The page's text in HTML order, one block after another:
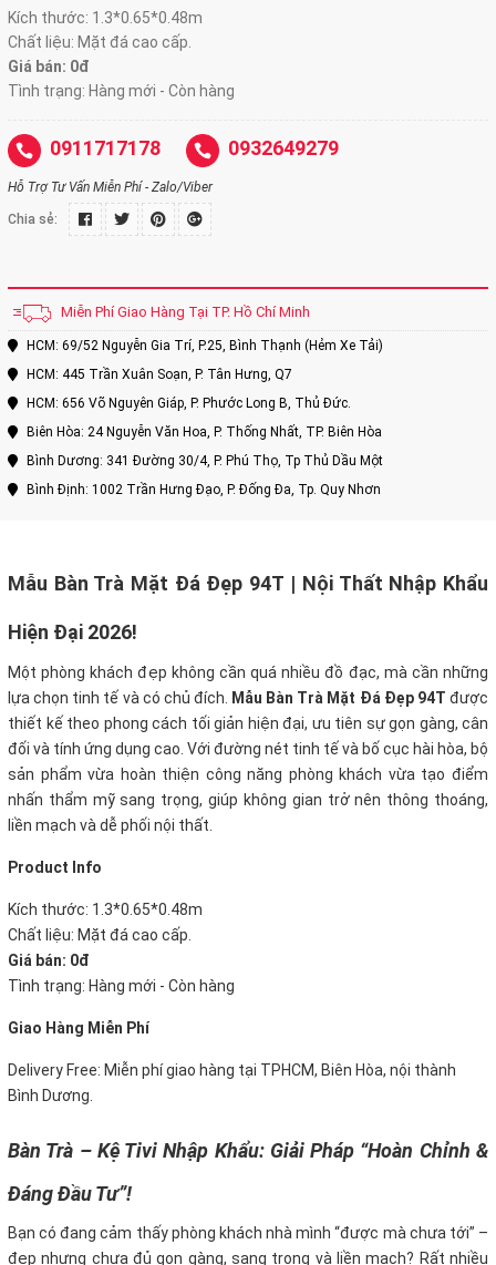
Kích thước: 1.3*0.65*0.48m
Chất liệu: Mặt đá cao cấp.
Giá bán: 0đ
Tình trạng: Hàng mới - Còn hàng
0911717178 0932649279
Hỗ Trợ Tư Vấn Miễn Phí - Zalo/Viber
Chia sẻ:
Miễn Phí Giao Hàng Tại TP. Hồ Chí Minh
HCM: 69/52 Nguyễn Gia Trí, P.25, Bình Thạnh (Hẻm Xe Tải)
HCM: 445 Trần Xuân Soạn, P. Tân Hưng, Q7
HCM: 656 Võ Nguyên Giáp, P. Phước Long B, Thủ Đức.
Biên Hòa: 24 Nguyễn Văn Hoa, P. Thống Nhất, TP. Biên Hòa
Bình Dương: 341 Đường 30/4, P. Phú Thọ, Tp Thủ Dầu Một
Bình Định: 1002 Trần Hưng Đạo, P. Đống Đa, Tp. Quy Nhơn
Mẫu Bàn Trà Mặt Đá Đẹp 94T | Nội Thất Nhập Khẩu
Hiện Đại 2026!
Một phòng khách đẹp không cần quá nhiều đồ đạc, mà cần những
lựa chọn tinh tế và có chủ đích. Mẫu Bàn Trà Mặt Đá Đẹp 94T được
thiết kế theo phong cách tối giản hiện đại, ưu tiên sự gọn gàng, cân
đối và tính ứng dụng cao. Với đường nét tinh tế và bố cục hài hòa, bộ
sản phẩm vừa hoàn thiện công năng phòng khách vừa tạo điểm
nhấn thẩm mỹ sang trọng, giúp không gian trở nên thông thoáng,
liền mạch và dễ phối nội thất.
Product Info
Kích thước: 1.3*0.65*0.48m
Chất liệu: Mặt đá cao cấp.
Giá bán: 0đ
Tình trạng: Hàng mới - Còn hàng
Giao Hàng Miễn Phí
Delivery Free: Miễn phí giao hàng tại TPHCM, Biên Hòa, nội thành
Bình Dương.
Bàn Trà – Kệ Tivi Nhập Khẩu: Giải Pháp “Hoàn Chỉnh &
Đáng Đầu Tư”!
Bạn có đang cảm thấy phòng khách nhà mình “được mà chưa tới” –
đẹp nhưng chưa đủ gọn gàng, sang trọng và liền mạch? Rất nhiều